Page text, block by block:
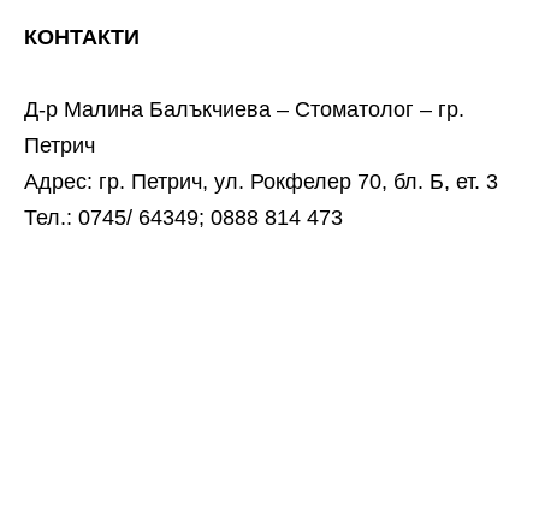
КОНТАКТИ
Д-р Малина Балъкчиева – Стоматолог – гр.
Петрич
Адрес: гр. Петрич, ул. Рокфелер 70, бл. Б, ет. 3
Тел.: 0745/ 64349; 0888 814 473